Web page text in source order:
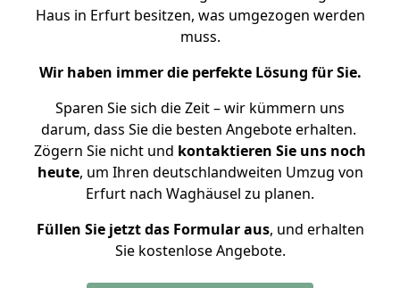
Haus in Erfurt besitzen, was umgezogen werden
muss.
Wir haben immer die perfekte Lösung für Sie.
Sparen Sie sich die Zeit – wir kümmern uns
darum, dass Sie die besten Angebote erhalten.
Zögern Sie nicht und kontaktieren Sie uns noch
heute, um Ihren deutschlandweiten Umzug von
Erfurt nach Waghäusel zu planen.
Füllen Sie jetzt das Formular aus, und erhalten
Sie kostenlose Angebote.